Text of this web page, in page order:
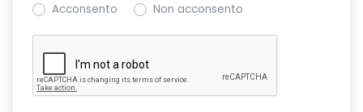
Retrovisori ripiegabili automaticamente con pulsante di
controllo sulla porta del conducente
Riconoscimento corsia LKA
Acconsento
Non acconsento